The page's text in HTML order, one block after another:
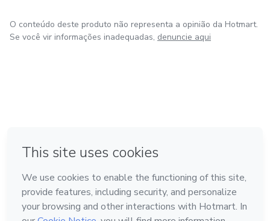
O conteúdo deste produto não representa a opinião da Hotmart.
Se você vir informações inadequadas, denuncie aqui
Feito com ❤ em Bogotá